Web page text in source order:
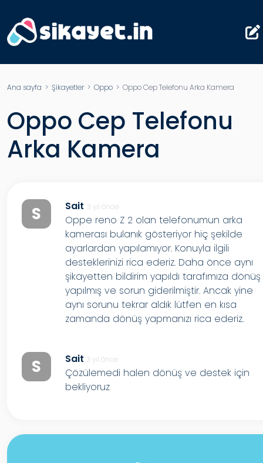
Ana sayfa > Şikayetler> Oppo > Oppo Cep Telefonu Arka Kamera
Oppo Cep Telefonu
Arka Kamera
S Sait 3 yıl önce
Oppe reno Z 2 olan telefonumun arka
kamerası bulanık gösteriyor hiç şekilde
ayarlardan yapılamıyor. Konuyla ilgili
desteklerinizi rica ederiz. Daha önce aynı
şikayetten bildirim yapıldı tarafımıza dönüş
yapılmış ve sorun giderilmiştir. Ancak yine
aynı sorunu tekrar aldık lütfen en kısa
zamanda dönüş yapmanızı rica ederiz.
S Sait 3 yıl önce
Çözülemedi halen dönüş ve destek için
bekliyoruz